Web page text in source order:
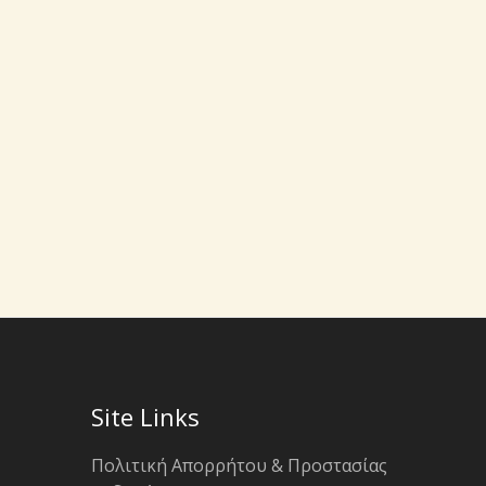
Site Links
Πολιτική Απορρήτου & Προστασίας